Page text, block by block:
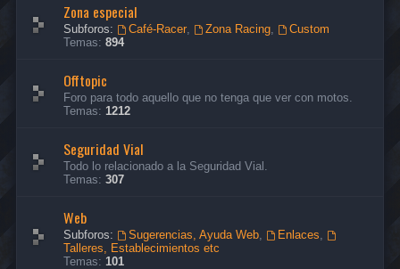
Zona especial
Subforos: Café-Racer, Zona Racing,
Custom
Temas: 894
Offtopic
Foro para todo aquello que no tenga que ver con motos.
Temas: 1212
Seguridad Vial
Todo lo relacionado a la Seguridad Vial.
Temas: 307
Web
Subforos: Sugerencias, Ayuda Web, Enlaces,
Talleres, Establecimientos etc
Temas: 101